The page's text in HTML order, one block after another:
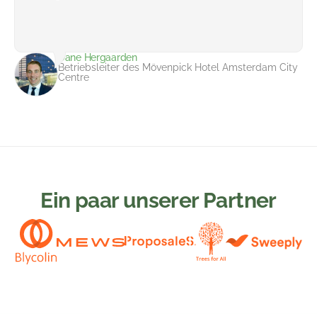
Dane Hergaarden
Betriebsleiter des Mövenpick Hotel Amsterdam City
Centre
Ein paar unserer Partner